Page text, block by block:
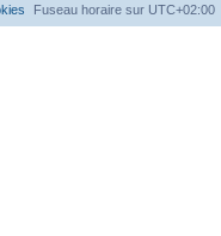
Fuseau horaire sur UTC+02:00